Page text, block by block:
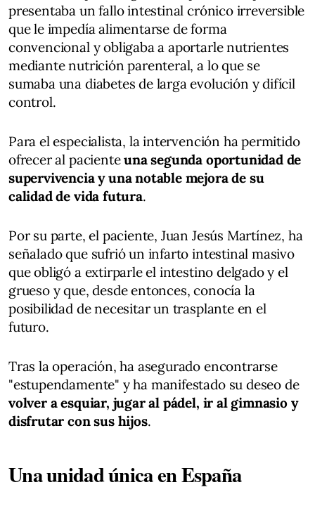
presentaba un fallo intestinal crónico irreversible
que le impedía alimentarse de forma
convencional y obligaba a aportarle nutrientes
mediante nutrición parenteral, a lo que se
sumaba una diabetes de larga evolución y difícil
control.
Para el especialista, la intervención ha permitido
ofrecer al pacienteuna segunda oportunidad de
supervivencia y una notable mejora de su
calidad de vida futura.
Por su parte, el paciente, Juan Jesús Martínez, ha
señalado que sufrió un infarto intestinal masivo
que obligó a extirparle el intestino delgado y el
grueso y que, desde entonces, conocía la
posibilidad de necesitar un trasplante en el
futuro.
Tras la operación, ha asegurado encontrarse
"estupendamente" y ha manifestado su deseo de
volver a esquiar, jugar al pádel, ir al gimnasio y
disfrutar con sus hijos.
Una unidad única en España